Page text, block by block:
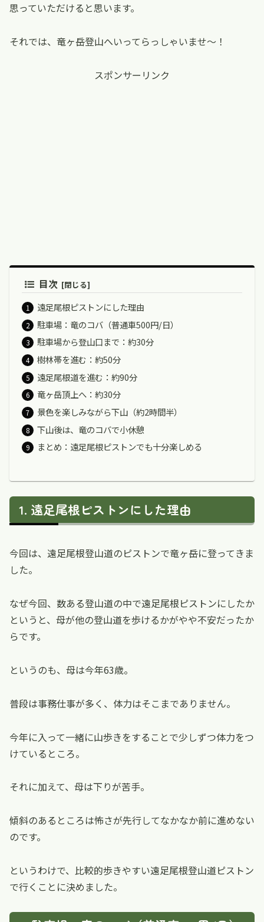
思っていただけると思います。
それでは、竜ヶ岳登山へいってらっしゃいませ〜！
スポンサーリンク
目次
遠足尾根ピストンにした理由
駐車場：竜のコバ（普通車500円/日）
駐車場から登山口まで：約30分
樹林帯を進む：約50分
遠足尾根道を進む：約90分
竜ヶ岳頂上へ：約30分
景色を楽しみながら下山（約2時間半）
下山後は、竜のコバで小休憩
まとめ：遠足尾根ピストンでも十分楽しめる
遠足尾根ピストンにした理由
今回は、遠足尾根登山道のピストンで竜ヶ岳に登ってきま
した。
なぜ今回、数ある登山道の中で遠足尾根ピストンにしたか
というと、母が他の登山道を歩けるかがやや不安だったか
らです。
というのも、母は今年63歳。
普段は事務仕事が多く、体力はそこまでありません。
今年に入って一緒に山歩きをすることで少しずつ体力をつ
けているところ。
それに加えて、母は下りが苦手。
傾斜のあるところは怖さが先行してなかなか前に進めない
のです。
というわけで、比較的歩きやすい遠足尾根登山道ピストン
で行くことに決めました。